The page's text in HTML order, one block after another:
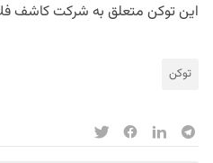
این توکن متعلق به شرکت کاشف
توکن